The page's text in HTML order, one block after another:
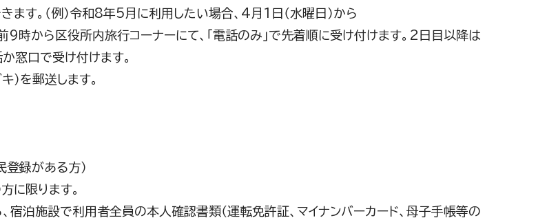
ます。（例）令和8年5月に利用したい場合、4月1日（水曜日）から
前9時から区役所内旅行コーナーにて、「電話のみ」で先着順に受け付けます。2日目以降は
窓口で受け付けます。
）を郵送します。
登録がある方）
に限ります。
泊施設で利用者全員の本人確認書類（運転免許証、マイナンバーカード、母子手帳等の